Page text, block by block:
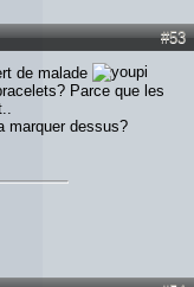
#53
de malade
Parce que les
marquer dessus?